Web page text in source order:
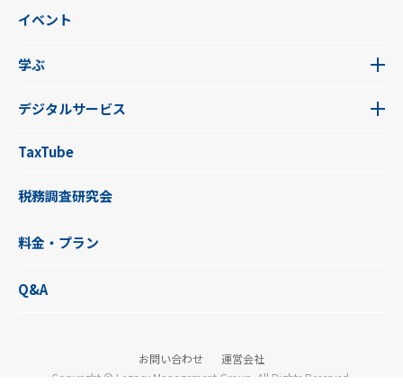
イベント
学ぶ
デジタルサービス
TaxTube
税務調査研究会
料金・プラン
Q&A
お問い合わせ
運営会社
Copyright © Legacy Management Group. All Rights Reserved.